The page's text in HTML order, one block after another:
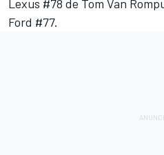
Lexus #78 de Tom Van
Ford #77.